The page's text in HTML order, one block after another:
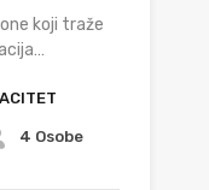
koji traže
4 Osobe